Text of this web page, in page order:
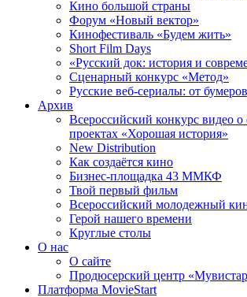
Кино большой страны
Форум «Новый вектор»
Кинофестиваль «Будем жить»
Short Film Days
«Русский док: история и
Сценарный конкурс «Метод»
Русские веб-сериалы: от
Архив
Всероссийский конкурс видео
проектах «Хорошая история»
New Distribution
Как создаётся кино
Бизнес-площадка 43 ММКФ
Твой первый фильм
Всероссийский молодежный
Герой нашего времени
Круглые столы
О нас
О сайте
Продюсерский центр
Платформа MovieStart